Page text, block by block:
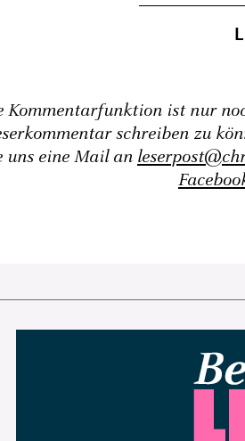
Kommentarfunktion ist nur
schreiben zu
uns eine Mail an